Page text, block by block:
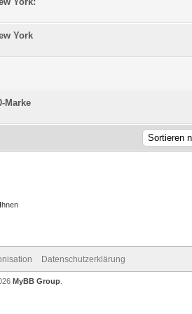
durchschnittlich
34 5
York
durchschnittlich
34 5
durchschnittlich
Marke
durchschnittlich
345
Datenschutzerklärung
MyBB Group.